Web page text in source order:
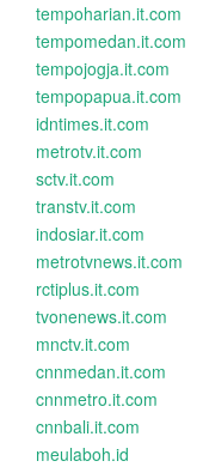
tempoharian.it.com
tempomedan.it.com
tempojogja.it.com
tempopapua.it.com
idntimes.it.com
metrotv.it.com
sctv.it.com
transtv.it.com
indosiar.it.com
metrotvnews.it.com
rctiplus.it.com
tvonenews.it.com
mnctv.it.com
cnnmedan.it.com
cnnmetro.it.com
cnnbali.it.com
meulaboh.id